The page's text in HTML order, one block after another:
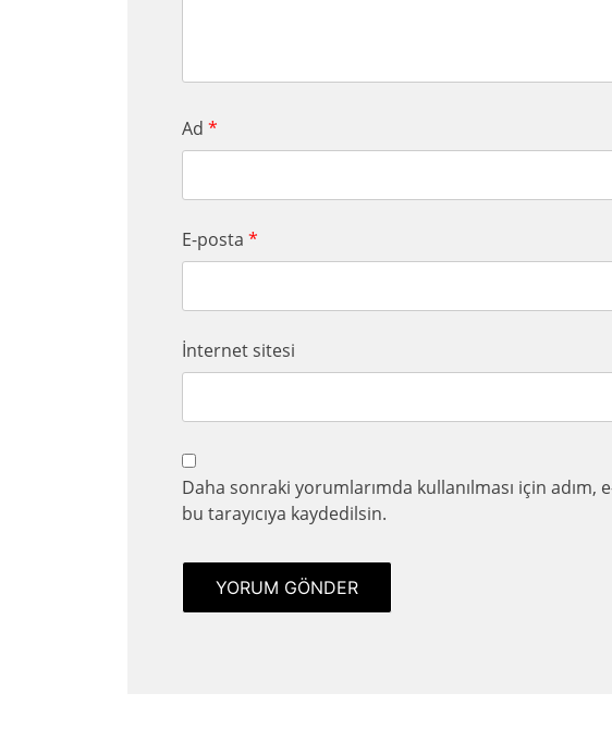
Ad *
E-posta *
İnternet sitesi
Daha sonraki yorumlarımda kullanılması için
bu tarayıcıya kaydedilsin.